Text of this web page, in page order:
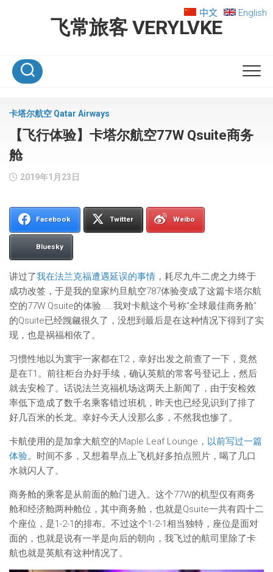
飞常旅客 VERYLVKE
中文 English
卡塔尔航空 Qatar Airways
【飞行体验】卡塔尔航空77W Qsuite商务
舱
2019年1月23日
Facebook Twitter Weibo
Bluesky
讲过了我在法兰克福遭遇延误的事情 ，耗尽九牛二虎之力终于
成功改签，于是我的皇家约旦航空787体验变成了这篇卡塔尔航
空的77W Qsuite的体验……我对卡航这个号称“全球最佳商务舱”
的Qsuite已经觊觎很久了，没想到最后是在这种情况下得到了实
现，也是祸福相依了。
习惯性地以为寰宇一家都在T2，幸好出发之前查了一下，竟然
是在T1。前往柜台办好手续，确认英航的常客号登记上，然后
就去安检了。话说法兰克福机场这两天上新闻了，由于安检效
率低下造成了数千名乘客错过班机，昨天也已经见识到了排了
好几百米的长龙。幸好今天人没那么多，不然我也惨了。
卡航使用的是加拿大航空的Maple Leaf Lounge， 以前写过一篇
体验。时间不多，又想着早点上飞机好多拍点照片，喝了几口
水就闪人了。
商务舱的乘客是从前面的舱门进入。这个77W的机型仅有商务
舱和经济舱两种舱位，其中商务舱，也就是Qsuite一共有四十二
个座位，是1-2-1的排布。不过这个1-2-1相当独特，座位是面对
面的，也就是说有一半是向后的朝向，我飞过的航司里除了卡
航也就是英航有这种情况了。